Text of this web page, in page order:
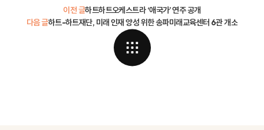
이전 글하트하트오케스트라 ‘애국가’ 연주 공개
하트-하트재단, 미래 인재 양성 위한 송파미래교육센터 6관 개소
다음 글